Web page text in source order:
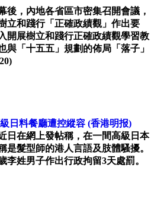
後，內地各省區市密集召開會議，
立和踐行「正確政績觀」作出要
開展樹立和踐行正確政績觀學習教
與「十五五」規劃的佈局「落子」
日料餐廳遭控縱容 (香港明报)
日在網上發帖稱，在一間高級日本
是髮型師的港人言語及肢體騷擾。
李姓男子作出行政拘留3天處罰。